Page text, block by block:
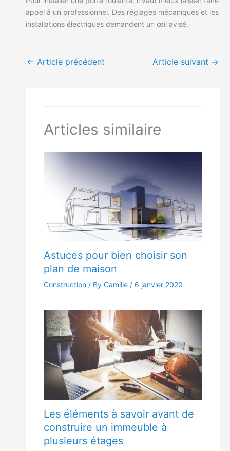
appel à un professionnel. Des réglages mécaniques et les
installations électriques demandent un œil avisé.
← Article précédent Article suivant →
Articles similaire
Astuces pour bien choisir son
plan de maison
Construction / By Camille / 6 janvier 2020
Les éléments à savoir avant de
construire un immeuble à
plusieurs étages